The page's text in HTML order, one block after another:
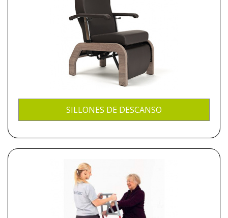
SILLONES DE DESCANSO